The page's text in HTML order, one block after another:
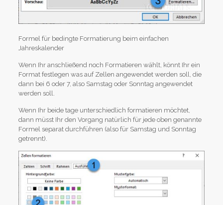
Formel für bedingte Formatierung beim einfachen
Jahreskalender
Wenn Ihr anschließend noch Formatieren wählt, könnt Ihr ein
Format festlegen was auf Zellen angewendet werden soll, die
dann bei 6 oder 7, also Samstag oder Sonntag angewendet
werden soll.
Wenn Ihr beide tage unterschiedlich formatieren möchtet,
dann müsst Ihr den Vorgang natürlich für jede oben genannte
Formel separat durchführen (also für Samstag und Sonntag
getrennt).